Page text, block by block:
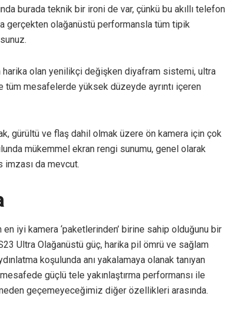
burada teknik bir ironi de var, çünkü bu akıllı telefon
gerçekten olağanüstü performansla tüm tipik
harika olan yenilikçi değişken diyafram sistemi, ultra
mesafelerde yüksek düzeyde ayrıntı içeren
gürültü ve flaş dahil olmak üzere ön kamera için çok
mükemmel ekran rengi sunumu, genel olarak
da mevcut.
iyi kamera ‘paketlerinden’ birine sahip olduğunu bir
Ultra Olağanüstü güç, harika pil ömrü ve sağlam
koşulunda anı yakalamaya olanak tanıyan
güçlü tele yakınlaştırma performansı ile
geçemeyeceğimiz diğer özellikleri arasında.